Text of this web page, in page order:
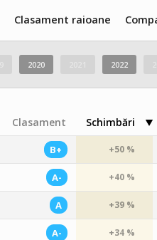
Clasament raioane
2020 2022
Clasament Schimbări
B+ +50 %
A- +40 %
A +39 %
A- +34 %